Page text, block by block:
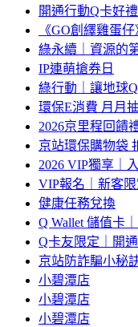
開通行動Q卡好
《GO創繹雞蛋
綠永續｜資源的
IP連萌搶券日
綠行動｜讓地球
環保E消費 月月
2026京里程回饋
京站環保購物袋
2026 VIP獨享｜
VIP報名｜新客
健康任務兌換
Q Wallet 儲值卡
Q卡友限定｜開
京站防詐騙小秘
小碧潭店
小碧潭店
小碧潭店